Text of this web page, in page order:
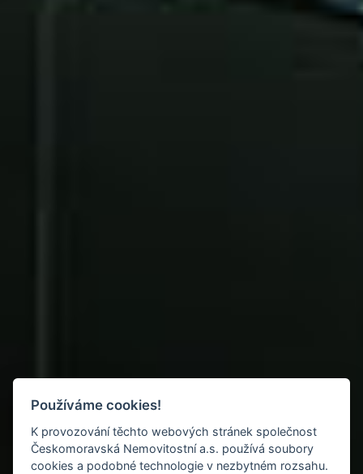
Používáme cookies!
K provozování těchto webových stránek společnost
Českomoravská Nemovitostní a.s. používá soubory
cookies a podobné technologie v nezbytném rozsahu.